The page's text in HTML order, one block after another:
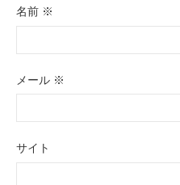
名前 ※
メール ※
サイト